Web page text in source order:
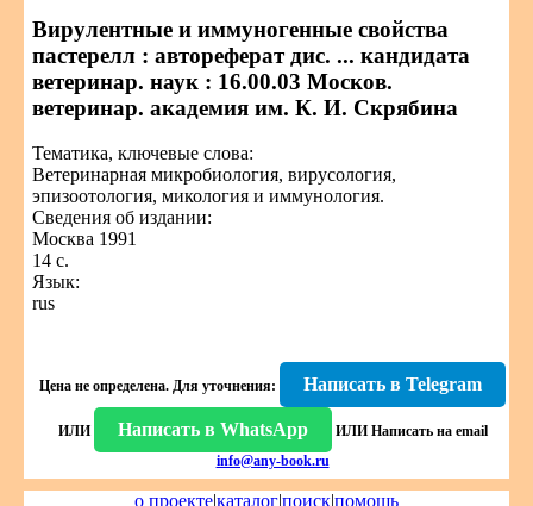
Вирулентные и иммуногенные свойства
пастерелл : автореферат дис. ... кандидата
ветеринар. наук : 16.00.03 Москов.
ветеринар. академия им. К. И. Скрябина
Тематика, ключевые слова:
Ветеринарная микробиология, вирусология,
эпизоотология, микология и иммунология.
Сведения об издании:
Москва 1991
14 с.
Язык:
rus
Цена не определена. Для уточнения: Написать в Telegram
ИЛИ Написать в WhatsApp ИЛИ Написать на email
info@any-book.ru
о проекте|каталог|поиск|помощь